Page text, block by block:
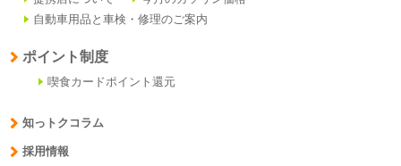
自動車用品と車検・修理のご案内
ポイント制度
喫食カードポイント還元
知っトクコラム
採用情報